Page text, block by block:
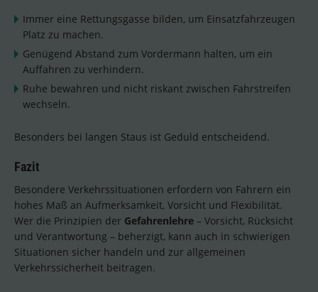
Immer eine Rettungsgasse bilden, um Einsatzfahrzeugen
Platz zu machen.
Genügend Abstand zum Vordermann halten, um ein
Auffahren zu verhindern.
Ruhe bewahren und nicht riskant zwischen Fahrstreifen
wechseln.
Besonders bei langen Staus ist Geduld entscheidend.
Fazit
Besondere Verkehrssituationen erfordern von Fahrern ein
hohes Maß an Aufmerksamkeit, Vorsicht und Flexibilität.
Wer die Prinzipien der Gefahrenlehre – Vorsicht, Rücksicht
und Verantwortung – beherzigt, kann auch in schwierigen
Situationen sicher handeln und zur allgemeinen
Verkehrssicherheit beitragen.